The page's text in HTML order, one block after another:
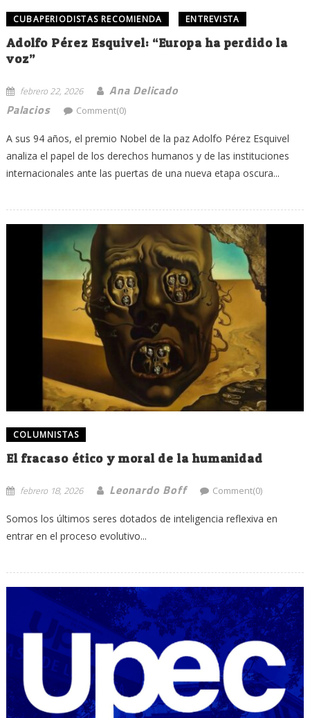
CUBAPERIODISTAS RECOMIENDA ENTREVISTA
Adolfo Pérez Esquivel: “Europa ha perdido la
voz”
febrero 22, 2026
Ana Delicado
Palacios
Comment(0)
A sus 94 años, el premio Nobel de la paz Adolfo Pérez Esquivel
analiza el papel de los derechos humanos y de las instituciones
internacionales ante las puertas de una nueva etapa oscura...
COLUMNISTAS
El fracaso ético y moral de la humanidad
febrero 18, 2026 Leonardo Boff Comment(0)
Somos los últimos seres dotados de inteligencia reflexiva en
entrar en el proceso evolutivo...